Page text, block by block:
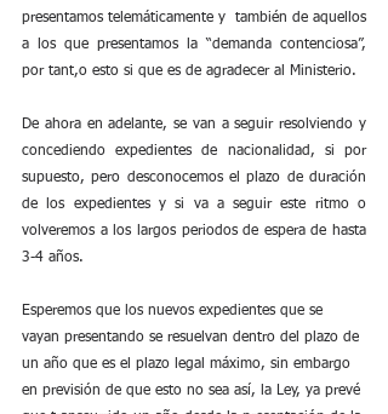
presentamos telemáticamente y  también de aquellos
a los que presentamos la “demanda contenciosa”,
por tant,o esto si que es de agradecer al Ministerio.
De ahora en adelante, se van a seguir resolviendo y
concediendo expedientes de nacionalidad, si por
supuesto, pero desconocemos el plazo de duración
de los expedientes y si va a seguir este ritmo o
volveremos a los largos periodos de espera de hasta
3-4 años.
Esperemos que los nuevos expedientes que se
vayan presentando se resuelvan dentro del plazo de
un año que es el plazo legal máximo, sin embargo
en previsión de que esto no sea así, la Ley, ya prevé